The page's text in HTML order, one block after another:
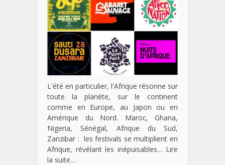
L'été en particulier, l'Afrique résonne sur
toute la planète, sur le continent
comme en Europe, au Japon ou en
Amérique du Nord. Maroc, Ghana,
Nigeria, Sénégal, Afrique du Sud,
Zanzibar : les festivals se multiplient en
Afrique, révélant les inépuisables… Lire
la suite…